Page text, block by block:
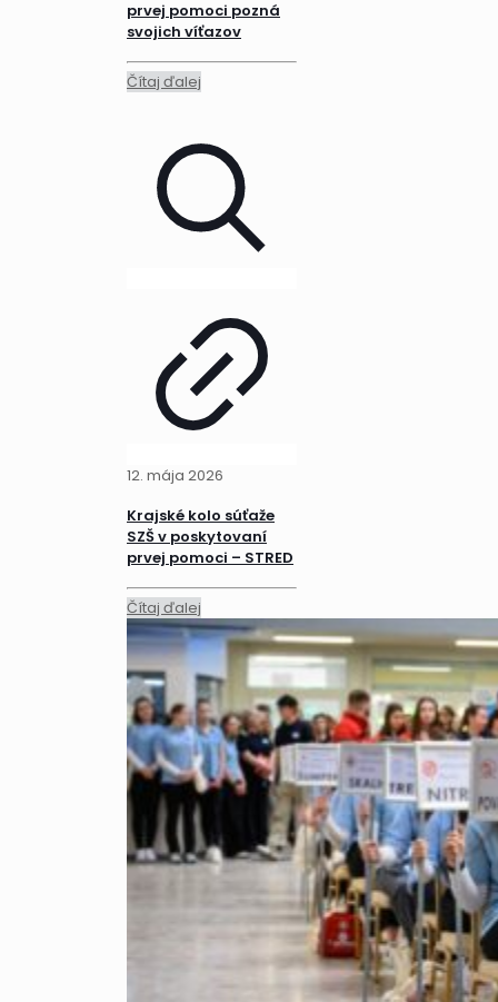
prvej pomoci pozná
svojich víťazov
Čítaj ďalej
12. mája 2026
Krajské kolo súťaže
SZŠ v poskytovaní
prvej pomoci – STRED
Čítaj ďalej